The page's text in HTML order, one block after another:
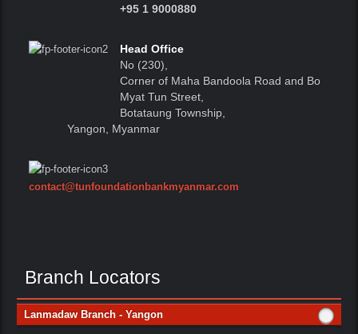
+95 1 9000880
Head Office
No (230),
Corner of Maha Bandoola Road and Bo
Myat Tun Street,
Botataung Township,
Yangon, Myanmar
contact@tunfoundationbankmyanmar.com
Branch Locators
Lanmadaw Branch - Yangon